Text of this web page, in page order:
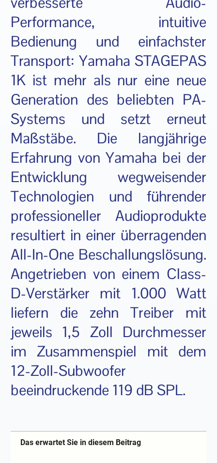
Performance, intuitive
Bedienung und einfachster
Transport: Yamaha STAGEPAS
1K ist mehr als nur eine neue
Generation des beliebten PA-
Systems und setzt erneut
Maßstäbe. Die langjährige
Erfahrung von Yamaha bei der
Entwicklung wegweisender
Technologien und führender
professioneller Audioprodukte
resultiert in einer überragenden
All-In-One Beschallungslösung.
Angetrieben von einem Class-
D-Verstärker mit 1.000 Watt
liefern die zehn Treiber mit
jeweils 1,5 Zoll Durchmesser
im Zusammenspiel mit dem
12-Zoll-Subwoofer
beeindruckende 119 dB SPL.
Das erwartet Sie in diesem Beitrag